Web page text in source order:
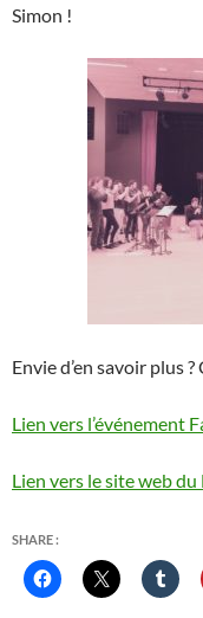
Simon !
Envie d’en savoir plus ?
Lien vers l’événement
Lien vers le site web du
SHARE :